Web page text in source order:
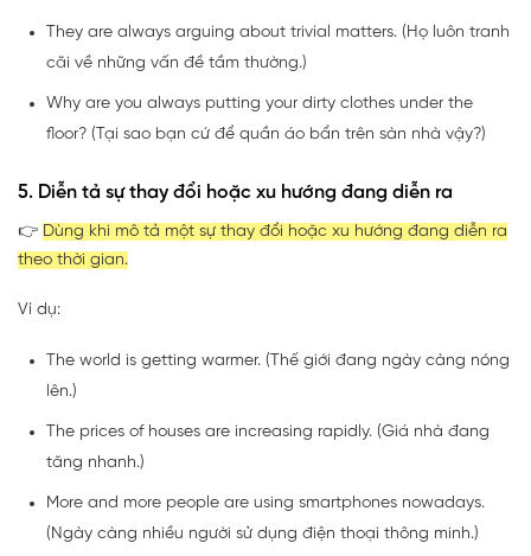
They are always arguing about trivial matters. (Họ luôn tranh
cãi về những vấn đề tầm thường.)
Why are you always putting your dirty clothes under the
floor? (Tại sao bạn cứ để quần áo bẩn trên sàn nhà vậy?)
5. Diễn tả sự thay đổi hoặc xu hướng đang diễn ra
👉 Dùng khi mô tả một sự thay đổi hoặc xu hướng đang diễn ra
theo thời gian.
Ví dụ:
The world is getting warmer. (Thế giới đang ngày càng nóng
lên.)
The prices of houses are increasing rapidly. (Giá nhà đang
tăng nhanh.)
More and more people are using smartphones nowadays.
(Ngày càng nhiều người sử dụng điện thoại thông minh.)